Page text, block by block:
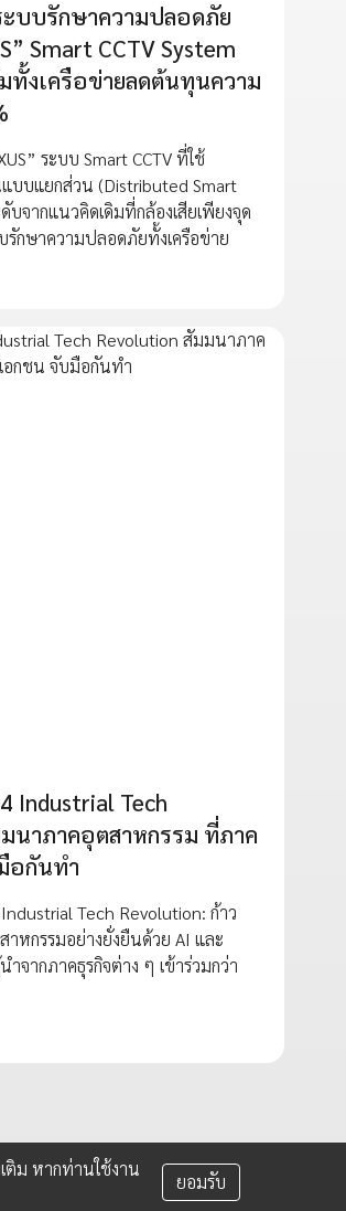
บบรักษาความปลอดภัย
Smart CCTV System
งเครือข่ายลดต้นทุนความ
ระบบ Smart CCTV ที่ใช้
แบบแยกส่วน (Distributed Smart
บจากแนวคิดเดิมที่กล้องเสียเพียงจุด
รักษาความปลอดภัยทั้งเครือข่าย
Industrial Tech
นาภาคอุตสาหกรรม ที่ภาค
อกันทำ
Tech Revolution: ก้าว
หกรรมอย่างยั่งยืนด้วย AI และ
จากภาคธุรกิจต่าง ๆ เข้าร่วมกว่า
เติม หากท่านใช้งาน
ยอมรับ